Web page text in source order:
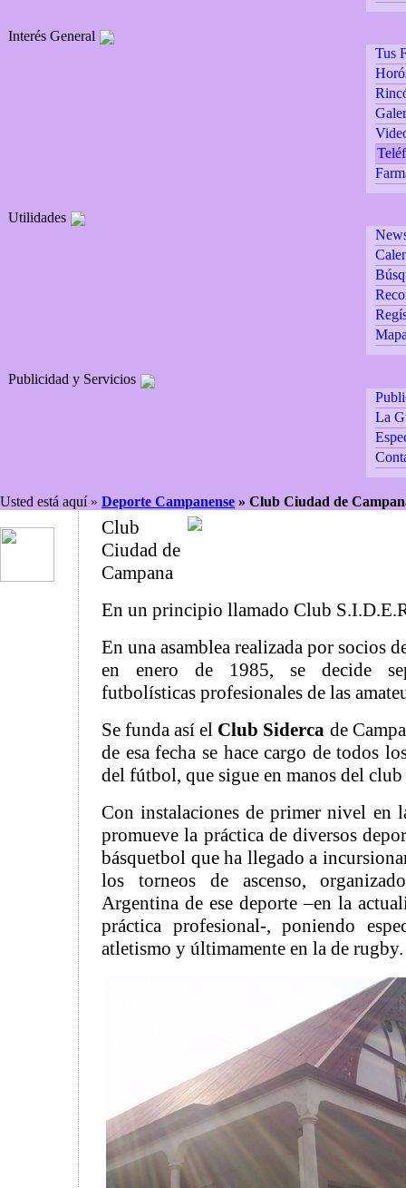
Interés General
Tus
Utilidades
Publicidad y Servicios
La
Usted está aquí » Deporte Campanense » Club Ciudad de
Club
Ciudad de
Campana
En un principio llamado Club
En una asamblea realizada por socios
en enero de 1985, se decide
futbolísticas profesionales de las
Se funda así el Club Siderca de
de esa fecha se hace cargo de todos
del fútbol, que sigue en manos del
Con instalaciones de primer nivel en
promueve la práctica de diversos
básquetbol que ha llegado a
los torneos de ascenso,
Argentina de ese deporte –en la
práctica profesional-, poniendo
atletismo y últimamente en la de rugby.